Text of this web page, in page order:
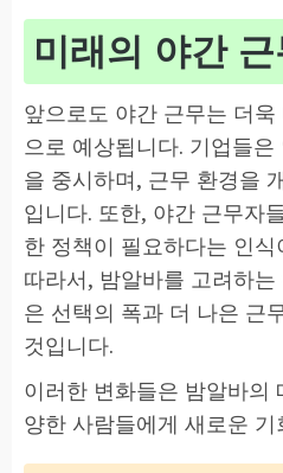
미래의 야간
앞으로도 야간 근무는 더
으로 예상됩니다. 기업들
을 중시하며, 근무 환경을
입니다. 또한, 야간 근무자
한 정책이 필요하다는 인
따라서, 밤알바를 고려하
은 선택의 폭과 더 나은 근
것입니다.
이러한 변화들은 밤알바의
양한 사람들에게 새로운